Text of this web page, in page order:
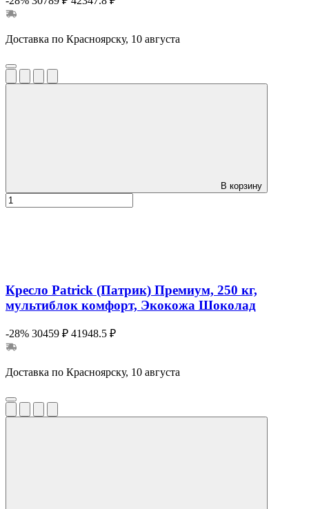
Доставка по Красноярску, 10 августа
В корзину
Кресло Patrick (Патрик) Премиум, 250 кг,
мультиблок комфорт, Экокожа Шоколад
-28% 30459 ₽ 41948.5 ₽
Доставка по Красноярску, 10 августа